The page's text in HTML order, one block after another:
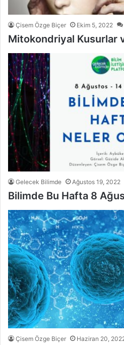
Çisem Özge Biçer Ekim 5, 2022
Mitokondriyal Kusurlar
Gelecek Bilimde Ağustos 19, 2022
Bilimde Bu Hafta 8
Çisem Özge Biçer Haziran 20,